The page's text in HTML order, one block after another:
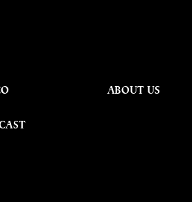
ABOUT US